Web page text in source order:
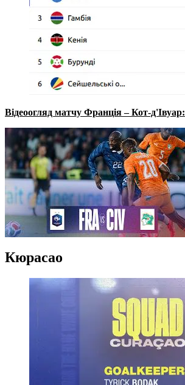
Відеоогляд матчу Франція – Кот-д'Івуар:
Кюрасао